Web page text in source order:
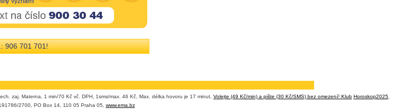
906 701 701!
tech. zaj. Materna, 1 min/70 Kč vč. DPH, 1sms/max. 46 Kč, Max. délka hovoru je 17 minut, Volejte (49 Kč/min) a pište (30 Kč/SMS) bez omezení! Klub Horoskop2025
2700, PO Box 14, 110 05 Praha 05, www.ema.bz